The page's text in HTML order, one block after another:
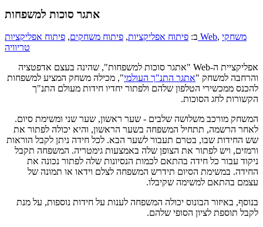
אתגר סוכות למשפחות
ב: פיתוח אפליקציות, פיתוח משחקים, פיתוח אפליקציות Web, משחקי
טריוויה
אפליקציית ה-Web "אתגר סוכות למשפחות", שהינה בעצם אדפטציה
והרחבה למשחק "אתגר התנ"ך העולמי", מכילה משחק המציע למשפחות
להכנס ממכשירי הטלפון שלהם ולפתור יחדיו חידות מעולם התנ"ך
הקשורות לחג הסוכות.
המשחק מורכב משלושה שלבים - שער ראשון, שער שני ומשימת סיום.
לאחר הרשמה, תתחיל המשפחה בשער הראשון, והיא יכולה לפתור את
שש החידות שבו, בטרם תעבור לשער הבא. לכל חידה ניתן לקבל הוראות
ורמזים, ויש לפתור את הצופן שלה באמצעות גימטריה. המשפחה תקבל
ניקוד עבור כל חידה בהתאם לכמות הנסיונות שלה לפתור נכונה את
החידה. במשימת הסיום תידרש המשפחה לצלם וידאו או תמונה של
עצמם בהתאם למשימה שקיבלו.
בנוסף, באיזור הבונוס יכולה המשפחה לענות על חידות נוספות, על מנת
לקבל תוספת לציון הסופי שלהם.